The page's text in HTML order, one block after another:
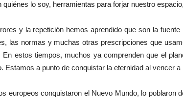
quiénes lo soy, herramientas para forjar nuestro
y la repetición hemos aprendido que son la
las normas y muchas otras prescripciones que
En estos tiempos, muchos ya comprenden que el
Estamos a punto de conquistar la eternidad al vencer
europeos conquistaron el Nuevo Mundo, lo poblaron